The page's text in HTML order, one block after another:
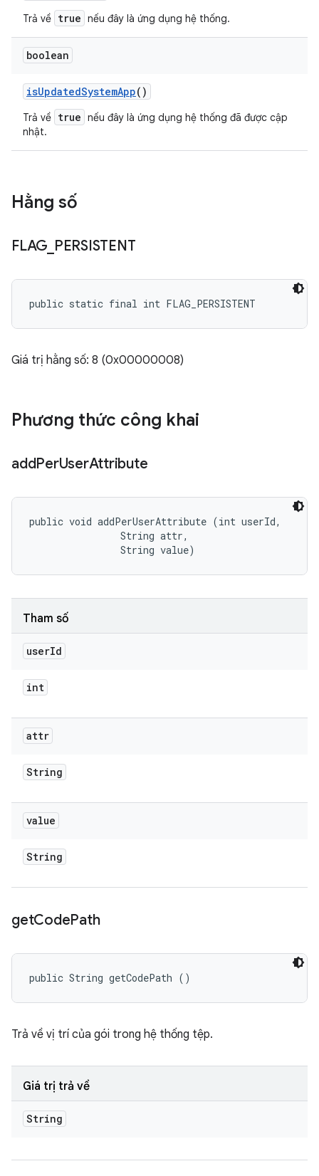
Trả về true nếu đây là ứng dụng hệ thống.
boolean
isUpdatedSystemApp()
Trả về true nếu đây là ứng dụng hệ thống đã được cập
nhật.
Hằng số
FLAG PERSISTENT
public static final int FLAG_PERSISTENT
Giá trị hằng số: 8 (0x00000008)
Phương thức công khai
addPerUserAttribute
public void addPerUserAttribute (int userId,
                String attr,
                String value)
Tham số
userId
int
attr
String
value
String
getCodePath
public String getCodePath ()
Trả về vị trí của gói trong hệ thống tệp.
Giá trị trả về
String